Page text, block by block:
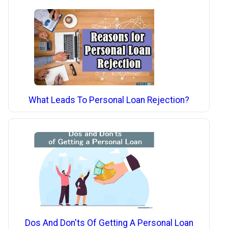
What Leads To Personal Loan Rejection?
Dos And Don'ts Of Getting A Personal Loan